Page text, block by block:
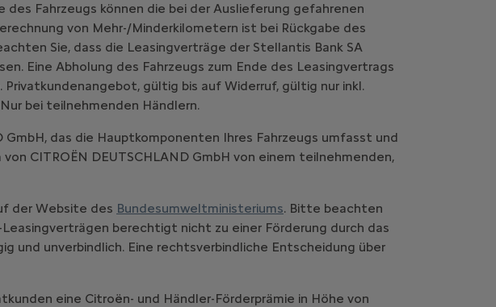
Fahrzeugs können die bei der Auslieferung gefahrenen
von Mehr-/Minderkilometern ist bei Rückgabe des
Sie, dass die Leasingverträge der Stellantis Bank SA
Eine Abholung des Fahrzeugs zum Ende des Leasingvertrags
gültig bis auf Widerruf, gültig nur inkl.
bei teilnehmenden Händlern.
das die Hauptkomponenten Ihres Fahrzeugs umfasst und
CITROËN DEUTSCHLAND GmbH von einem teilnehmenden,
der Website des Bundesumweltministeriums. Bitte beachten
berechtigt nicht zu einer Förderung durch das
und unverbindlich. Eine rechtsverbindliche Entscheidung über
eine Citroën- und Händler-Förderprämie in Höhe von